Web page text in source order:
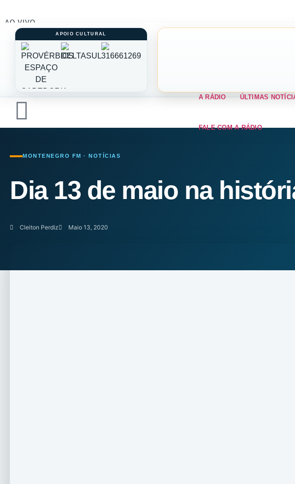
AO VIVO
A RÁDIO ÚLTIMAS
FALE COM A RÁDIO
MONTENEGRO FM · NOTÍCIAS
Dia 13 de maio na
Cleiton Perdiz Maio 13, 2020